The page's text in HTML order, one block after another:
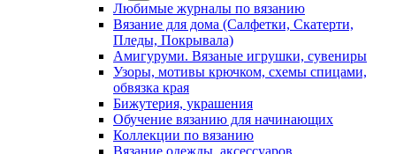
Любимые журналы по вязанию
Вязание для дома (Салфетки, Скатерти,
Пледы, Покрывала)
Амигуруми. Вязаные игрушки, сувениры
Узоры, мотивы крючком, схемы спицами,
обвязка края
Бижутерия, украшения
Обучение вязанию для начинающих
Коллекции по вязанию
Вязание одежды, аксессуаров